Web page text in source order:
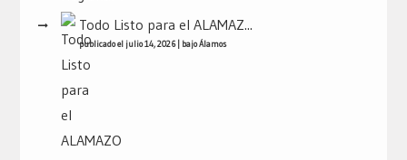
Todo Listo para el ALAMAZ...
publicado el julio 14, 2026| bajoÁlamos